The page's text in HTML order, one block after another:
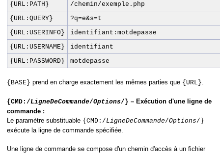
{URL:PATH}
/chemin/exemple.php
{URL:QUERY}
?q=e&s=t
{URL:USERINFO}
identifiant:motdepasse
{URL:USERNAME}
identifiant
{URL:PASSWORD}
motdepasse
{BASE} prend en charge exactement les mêmes parties que {URL}.
{CMD:/LigneDeCommande/Options/} – Exécution d'une ligne de
commande :
Le paramètre substituable {CMD:/LigneDeCommande/Options/}
exécute la ligne de commande spécifiée.
Une ligne de commande se compose d'un chemin d'accès à un fichier